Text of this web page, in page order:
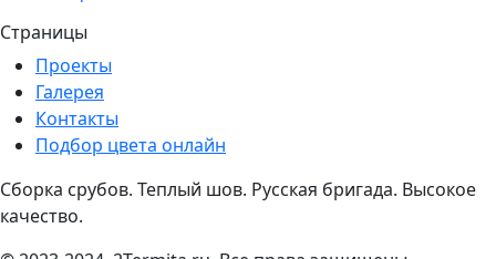
Страницы
Проекты
Галерея
Контакты
Подбор цвета онлайн
Сборка срубов. Теплый шов. Русская бригада. Высокое
качество.